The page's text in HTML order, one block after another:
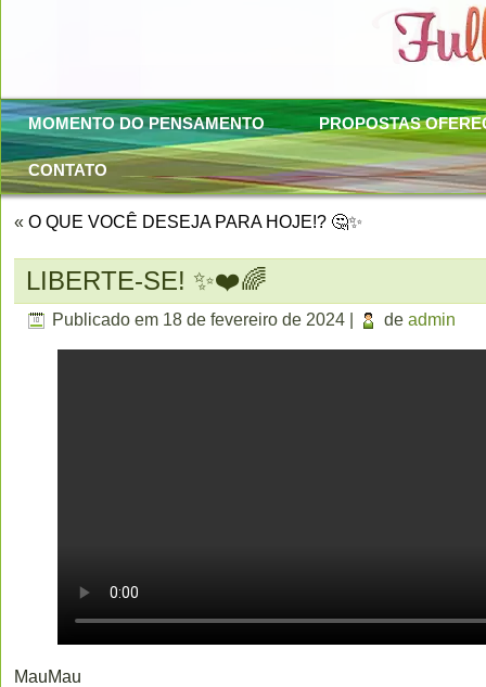
MOMENTO DO PENSAMENTO PROPOSTAS
CONTATO
« O QUE VOCÊ DESEJA PARA HOJE!? 🤔✨
LIBERTE-SE! ✨❤️🌈
Publicado em 18 de fevereiro de 2024 de admin
MauMau